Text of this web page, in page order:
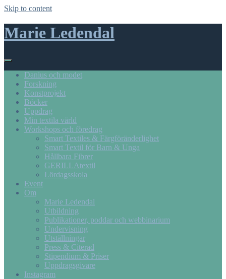
Skip to content
Marie Ledendal
Danius och modet
Forskning
Konstprojekt
Böcker
Uppdrag
Min textila värld
Workshops och föredrag
Smart Textiles & Färgföränderlighet
Smart Textil för Barn & Unga
Hållbara Fibrer
GERILLAtextil
Lördagsskola
Event
Om
Marie Ledendal
Utbildning
Publikationer, poddar och webbinarium
Undervisning
Utställningar
Press & Citerad
Stipendium & Priser
Uppdragsgivare
Instagram